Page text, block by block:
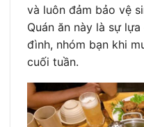
và luôn đảm bảo vệ
Quán ăn này là sự
đình, nhóm bạn khi
cuối tuần.